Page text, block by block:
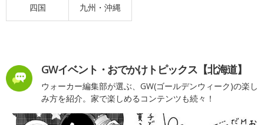
四国 九州・沖縄
GWイベント・おでかけトピックス【北海道】
ウォーカー編集部が選ぶ、GW(ゴールデンウィーク)の楽し
み方を紹介。家で楽しめるコンテンツも続々！